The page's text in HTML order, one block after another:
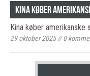
Kina køber
Kina køber amerikanske
29 oktober 2025//0